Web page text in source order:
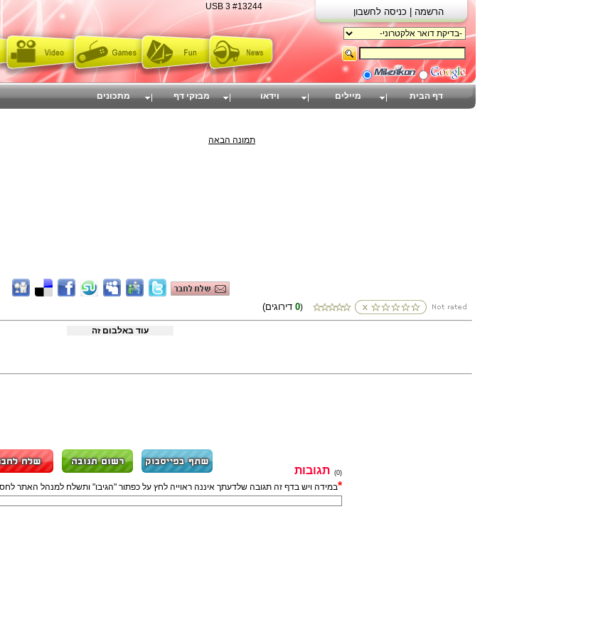
USB 3 #13244
תמונה הבאה
0)
עוד באלבום זה
(0)
תגובות
*במידה ויש בדף זה תגובה שלדעתך איננה ראוייה לחץ על כפתור "הגיבו" ותשלח למנהל האתר
דף הבית מיילים וידאו מבזקי דף מתכונים
הרשמה | כניסה לחשבון